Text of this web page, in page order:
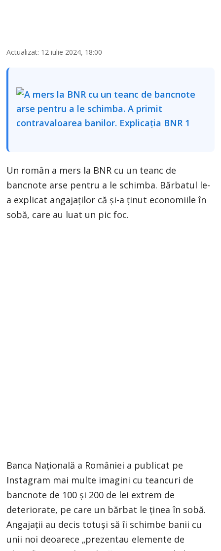
Actualizat: 12 iulie 2024, 18:00
Un român a mers la BNR cu un teanc de
bancnote arse pentru a le schimba. Bărbatul le-
a explicat angajaţilor că şi-a ţinut economiile în
sobă, care au luat un pic foc.
Banca Naţională a României a publicat pe
Instagram mai multe imagini cu teancuri de
bancnote de 100 şi 200 de lei extrem de
deteriorate, pe care un bărbat le ţinea în sobă.
Angajaţii au decis totuşi să îi schimbe banii cu
unii noi deoarece „prezentau elemente de